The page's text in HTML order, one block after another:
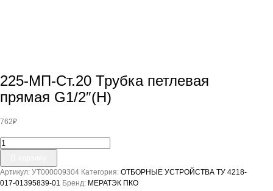
225-МП-Ст.20 Трубка петлевая
прямая G1/2″(Н)
762₽
Количество
товара
225-
МП-
Ст.20
Артикул: УТ000009304 Категория: ОТБОРНЫЕ УСТРОЙСТВА ТУ 4218-
017-01395839-01 Бренд: МЕРАТЭК ПКО